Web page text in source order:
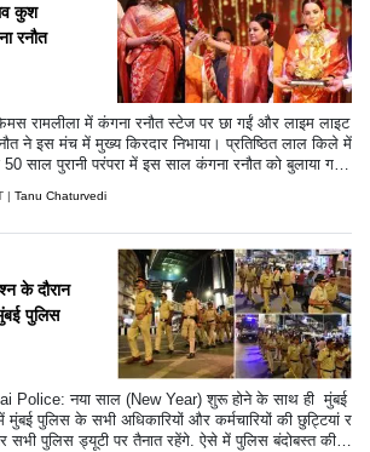
कुश
रनौत
रामलीला में कंगना रनौत स्टेज पर छा गईं और लाइम लाइट
ने इस मंच में मुख्य किरदार निभाया। प्रतिष्ठित लाल किले में
साल पुरानी परंपरा में इस साल कंगना रनौत को बुलाया ग
के बाद भी वह रावण दहन नहीं कर सकीं।
| Tanu Chaturvedi
के दौरान
पुलिस
Police: नया साल (New Year) शुरू होने के साथ ही मुंबई
पुलिस के सभी अधिकारियों और कर्मचारियों की छुट्टियां र
सभी पुलिस ड्यूटी पर तैनात रहेंगे. ऐसे में पुलिस बंदोबस्त की